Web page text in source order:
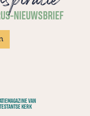
NIEUWSBRIEF
VAN
KERK